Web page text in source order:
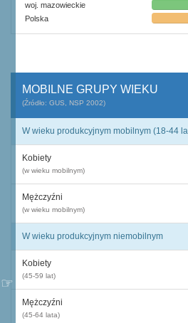
woj. mazowieckie
Polska
MOBILNE GRUPY WIEKU
(Źródło: GUS, NSP 2002)
W wieku produkcyjnym mobilnym (18-44
Kobiety
(w wieku mobilnym)
Mężczyźni
(w wieku mobilnym)
W wieku produkcyjnym niemobilnym
Kobiety
(45-59 lat)
Mężczyźni
(45-64 lata)